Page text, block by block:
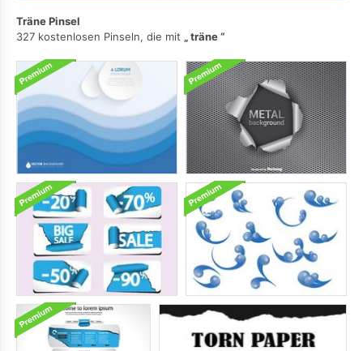
Träne Pinsel
327 kostenlosen Pinseln, die mit
träne